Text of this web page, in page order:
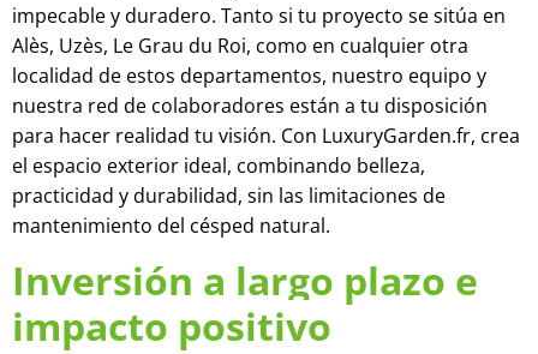
impecable y duradero. Tanto si tu proyecto se sitúa en
Alès, Uzès, Le Grau du Roi, como en cualquier otra
localidad de estos departamentos, nuestro equipo y
nuestra red de colaboradores están a tu disposición
para hacer realidad tu visión. Con LuxuryGarden.fr, crea
el espacio exterior ideal, combinando belleza,
practicidad y durabilidad, sin las limitaciones de
mantenimiento del césped natural.
Inversión a largo plazo e
impacto positivo